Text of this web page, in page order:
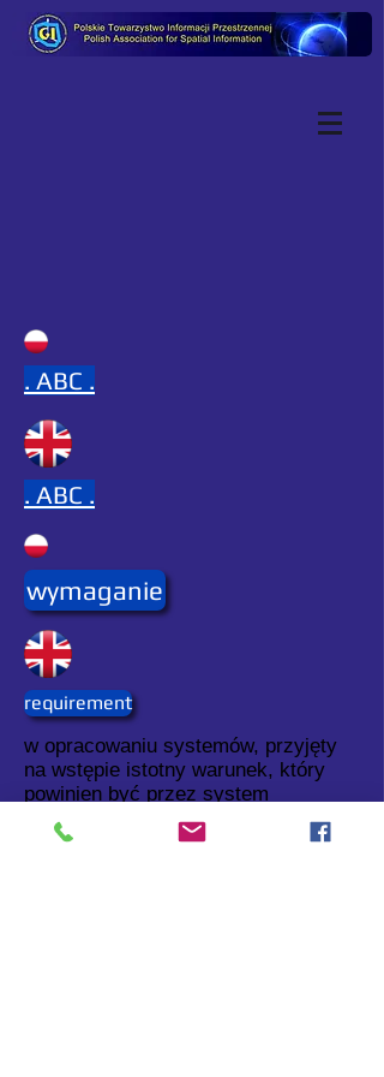
. ABC .
. ABC .
wymaganie
requirement
w opracowaniu systemów, przyjęty
na wstępie istotny warunek, który
powinien być przez system
spełniony.